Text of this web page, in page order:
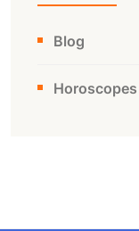
Blog
Horoscopes